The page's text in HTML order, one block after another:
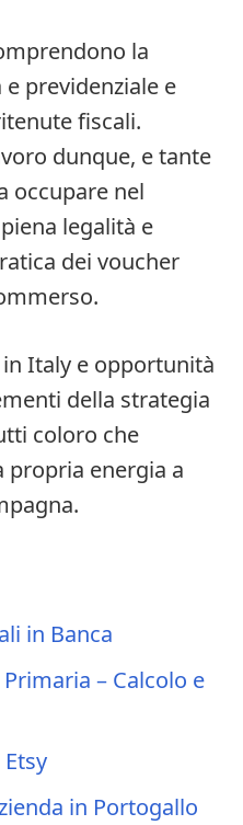
la
previdenziale e
fiscali.
dunque, e tante
occupare nel
legalità e
dei voucher
Italy e opportunità
della strategia
coloro che
propria energia a
in Banca
– Calcolo e
in Portogallo